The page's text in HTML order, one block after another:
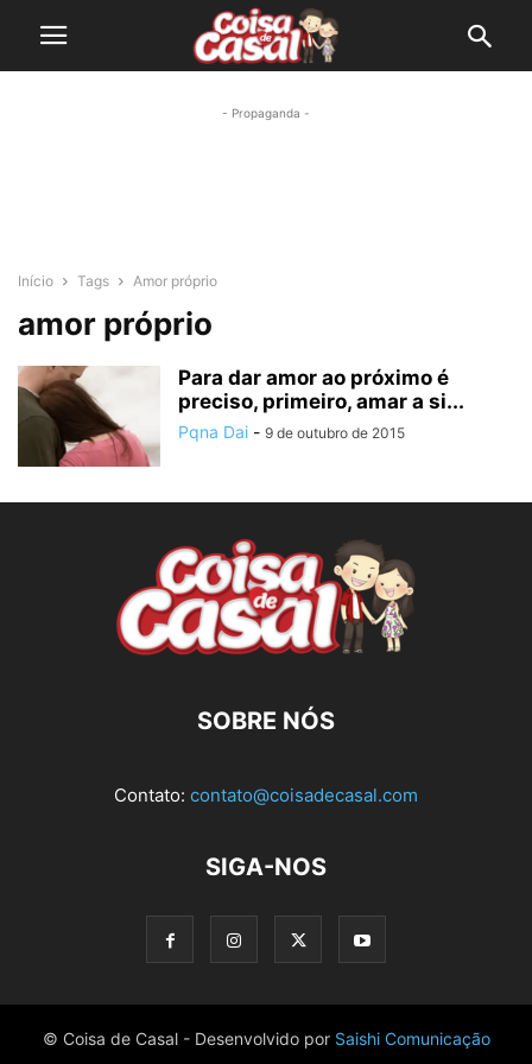
- Propaganda -
Início Tags Amor próprio
amor próprio
Para dar amor ao próximo é
preciso, primeiro, amar a si...
Pqna Dai - 9 de outubro de 2015
SOBRE NÓS
Contato: contato@coisadecasal.com
SIGA-NOS
© Coisa de Casal - Desenvolvido por Saishi Comunicação